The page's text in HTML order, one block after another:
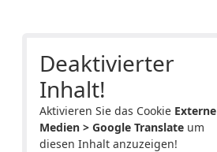
Deaktivierter
Inhalt!
Aktivieren Sie das Cookie Externe
Medien > Google Translateum
diesen Inhalt anzuzeigen!